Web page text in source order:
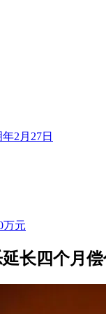
2月27日
万元
长四个月